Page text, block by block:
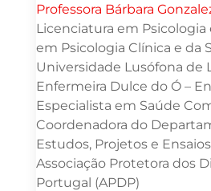
Professora Bárbara
Licenciatura em Psicologia
em Psicologia Clínica e da
Universidade Lusófona de
Enfermeira Dulce do Ó –
Especialista em Saúde
Coordenadora do
Estudos, Projetos e
Associação Protetora dos
Portugal (APDP)